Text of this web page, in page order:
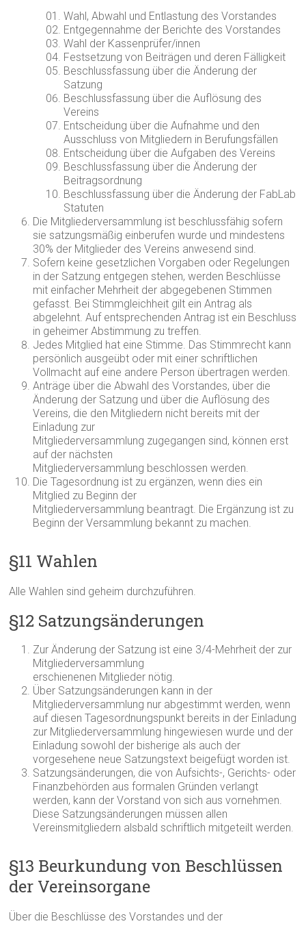
Wahl, Abwahl und Entlastung des Vorstandes
Entgegennahme der Berichte des Vorstandes
Wahl der Kassenprüfer/innen
Festsetzung von Beiträgen und deren Fälligkeit
Beschlussfassung über die Änderung der
Satzung
Beschlussfassung über die Auflösung des
Vereins
Entscheidung über die Aufnahme und den
Ausschluss von Mitgliedern in Berufungsfällen
Entscheidung über die Aufgaben des Vereins
Beschlussfassung über die Änderung der
Beitragsordnung
Beschlussfassung über die Änderung der FabLab
Statuten
Die Mitgliederversammlung ist beschlussfähig sofern
sie satzungsmäßig einberufen wurde und mindestens
30% der Mitglieder des Vereins anwesend sind.
Sofern keine gesetzlichen Vorgaben oder Regelungen
in der Satzung entgegen stehen, werden Beschlüsse
mit einfacher Mehrheit der abgegebenen Stimmen
gefasst. Bei Stimmgleichheit gilt ein Antrag als
abgelehnt. Auf entsprechenden Antrag ist ein Beschluss
in geheimer Abstimmung zu treffen.
Jedes Mitglied hat eine Stimme. Das Stimmrecht kann
persönlich ausgeübt oder mit einer schriftlichen
Vollmacht auf eine andere Person übertragen werden.
Anträge über die Abwahl des Vorstandes, über die
Änderung der Satzung und über die Auflösung des
Vereins, die den Mitgliedern nicht bereits mit der
Einladung zur
Mitgliederversammlung zugegangen sind, können erst
auf der nächsten
Mitgliederversammlung beschlossen werden.
Die Tagesordnung ist zu ergänzen, wenn dies ein
Mitglied zu Beginn der
Mitgliederversammlung beantragt. Die Ergänzung ist zu
Beginn der Versammlung bekannt zu machen.
§11 Wahlen
Alle Wahlen sind geheim durchzuführen.
§12 Satzungsänderungen
Zur Änderung der Satzung ist eine 3/4-Mehrheit der zur
Mitgliederversammlung
erschienenen Mitglieder nötig.
Über Satzungsänderungen kann in der
Mitgliederversammlung nur abgestimmt werden, wenn
auf diesen Tagesordnungspunkt bereits in der Einladung
zur Mitgliederversammlung hingewiesen wurde und der
Einladung sowohl der bisherige als auch der
vorgesehene neue Satzungstext beigefügt worden ist.
Satzungsänderungen, die von Aufsichts-, Gerichts- oder
Finanzbehörden aus formalen Gründen verlangt
werden, kann der Vorstand von sich aus vornehmen.
Diese Satzungsänderungen müssen allen
Vereinsmitgliedern alsbald schriftlich mitgeteilt werden.
§13 Beurkundung von Beschlüssen
der Vereinsorgane
Über die Beschlüsse des Vorstandes und der